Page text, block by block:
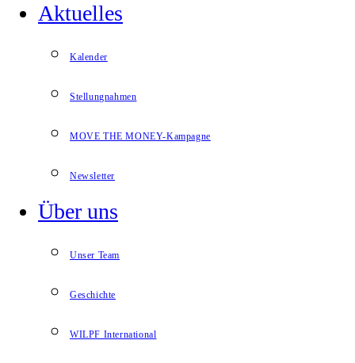
Aktuelles
Kalender
Stellungnahmen
MOVE THE MONEY-Kampagne
Newsletter
Über uns
Unser Team
Geschichte
WILPF International